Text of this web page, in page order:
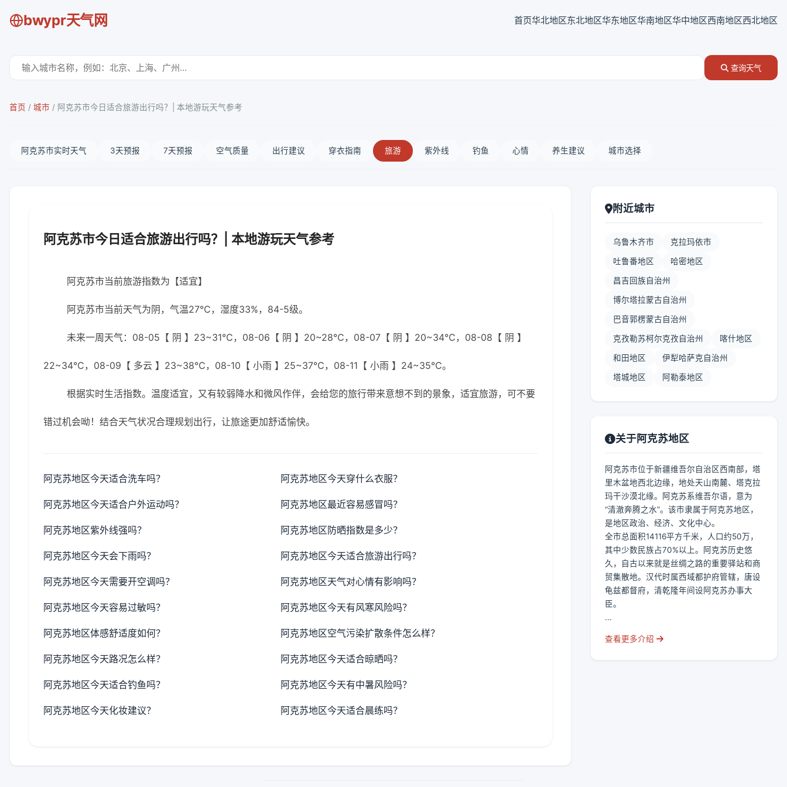
bwypr天气网 首页华北地区东北地区华东地区华南地区华中地区西南地区西北地区
查询天气
首页 / 城市 / 阿克苏市今日适合旅游出行吗？| 本地游玩天气参考
阿克苏市实时天气 3天预报 7天预报 空气质量 出行建议 穿衣指南 旅游 紫外线 钓鱼 心情 养生建议 城市选择
阿克苏市今日适合旅游出行吗？| 本地游玩天气参考
阿克苏市当前旅游指数为【适宜】
阿克苏市当前天气为阴，气温27℃，湿度33%，84-5级。
未来一周天气：08-05【 阴 】23~31℃，08-06【 阴 】20~28℃，08-07【 阴 】20~34℃，08-08【 阴 】
22~34℃，08-09【 多云 】23~38℃，08-10【 小雨 】25~37℃，08-11【 小雨 】24~35℃。
根据实时生活指数。温度适宜，又有较弱降水和微风作伴，会给您的旅行带来意想不到的景象，适宜旅游，可不要
错过机会呦！结合天气状况合理规划出行，让旅途更加舒适愉快。
阿克苏地区今天适合洗车吗？ 阿克苏地区今天穿什么衣服？
阿克苏地区今天适合户外运动吗？ 阿克苏地区最近容易感冒吗？
阿克苏地区紫外线强吗？ 阿克苏地区防晒指数是多少？
阿克苏地区今天会下雨吗？ 阿克苏地区今天适合旅游出行吗？
阿克苏地区今天需要开空调吗？ 阿克苏地区天气对心情有影响吗？
阿克苏地区今天容易过敏吗？ 阿克苏地区今天有风寒风险吗？
阿克苏地区体感舒适度如何？ 阿克苏地区空气污染扩散条件怎么样？
阿克苏地区今天路况怎么样？ 阿克苏地区今天适合晾晒吗？
阿克苏地区今天适合钓鱼吗？ 阿克苏地区今天有中暑风险吗？
阿克苏地区今天化妆建议？ 阿克苏地区今天适合晨练吗？
附近城市
乌鲁木齐市 克拉玛依市
吐鲁番地区 哈密地区
昌吉回族自治州
博尔塔拉蒙古自治州
巴音郭楞蒙古自治州
克孜勒苏柯尔克孜自治州 喀什地区
和田地区 伊犁哈萨克自治州
塔城地区 阿勒泰地区
关于阿克苏地区
阿克苏市位于新疆维吾尔自治区西南部，塔
里木盆地西北边缘，地处天山南麓、塔克拉
玛干沙漠北缘。阿克苏系维吾尔语，意为
“清澈奔腾之水”。该市隶属于阿克苏地区，
是地区政治、经济、文化中心。
全市总面积14116平方千米，人口约50万，
其中少数民族占70%以上。阿克苏历史悠
久，自古以来就是丝绸之路的重要驿站和商
贸集散地。汉代时属西域都护府管辖，唐设
龟兹都督府，清乾隆年间设阿克苏办事大
臣。
...
查看更多介绍